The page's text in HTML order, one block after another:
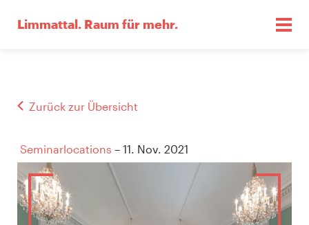
Limmattal. Raum für mehr.
Zurück zur Übersicht
Seminarlocations – 11. Nov. 2021